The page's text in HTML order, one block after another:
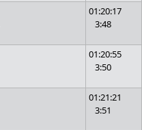
01:20:17
3:48
01:20:55
3:50
01:21:21
3:51